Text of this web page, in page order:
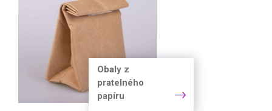
Obaly z
pratelného
papíru